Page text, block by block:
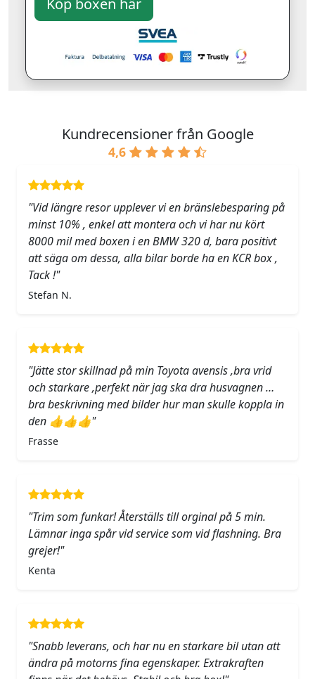
Kundrecensioner från Google
4,6
"Vid längre resor upplever vi en bränslebesparing på
minst 10% , enkel att montera och vi har nu kört
8000 mil med boxen i en BMW 320 d, bara positivt
att säga om dessa, alla bilar borde ha en KCR box ,
Tack !"
Stefan N.
"Jätte stor skillnad på min Toyota avensis ,bra vrid
och starkare ,perfekt när jag ska dra husvagnen …
bra beskrivning med bilder hur man skulle koppla in
den 👍👍👍"
Frasse
"Trim som funkar! Återställs till orginal på 5 min.
Lämnar inga spår vid service som vid flashning. Bra
grejer!"
Kenta
"Snabb leverans, och har nu en starkare bil utan att
ändra på motorns fina egenskaper. Extrakraften